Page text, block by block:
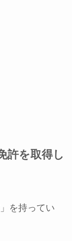
許を取得し
を持ってい